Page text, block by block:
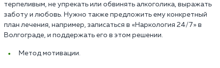
терпеливым, не упрекать или обвинять алкоголика, выражать
заботу и любовь. Нужно также предложить ему конкретный
план лечения, например, записаться в «Наркология 24/7» в
Волгограде, и поддержать его в этом решении.
Метод мотивации.